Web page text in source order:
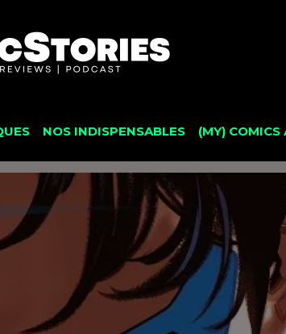
NOS INDISPENSABLES (MY) COMICS